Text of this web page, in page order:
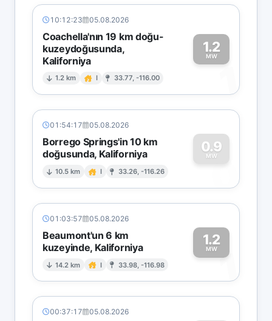
10:12:23 05.08.2026
Coachella'nın 19 km doğu-
kuzeydoğusunda,
Kaliforniya
1.2 km I 33.77, -116.00
1.2
MW
1
01:54:17 05.08.2026
Borrego Springs'in 10 km
doğusunda, Kaliforniya
10.5 km I 33.26, -116.26
0.9
MW
0
01:03:57 05.08.2026
Beaumont'un 6 km
kuzeyinde, Kaliforniya
14.2 km I 33.98, -116.98
1.2
MW1
00:37:17 05.08.2026